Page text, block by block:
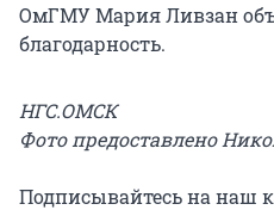
ОмГМУ Мария Ливзан
благодарность.
НГС.ОМСК
Фото предоставлено
Подписывайтесь на наш